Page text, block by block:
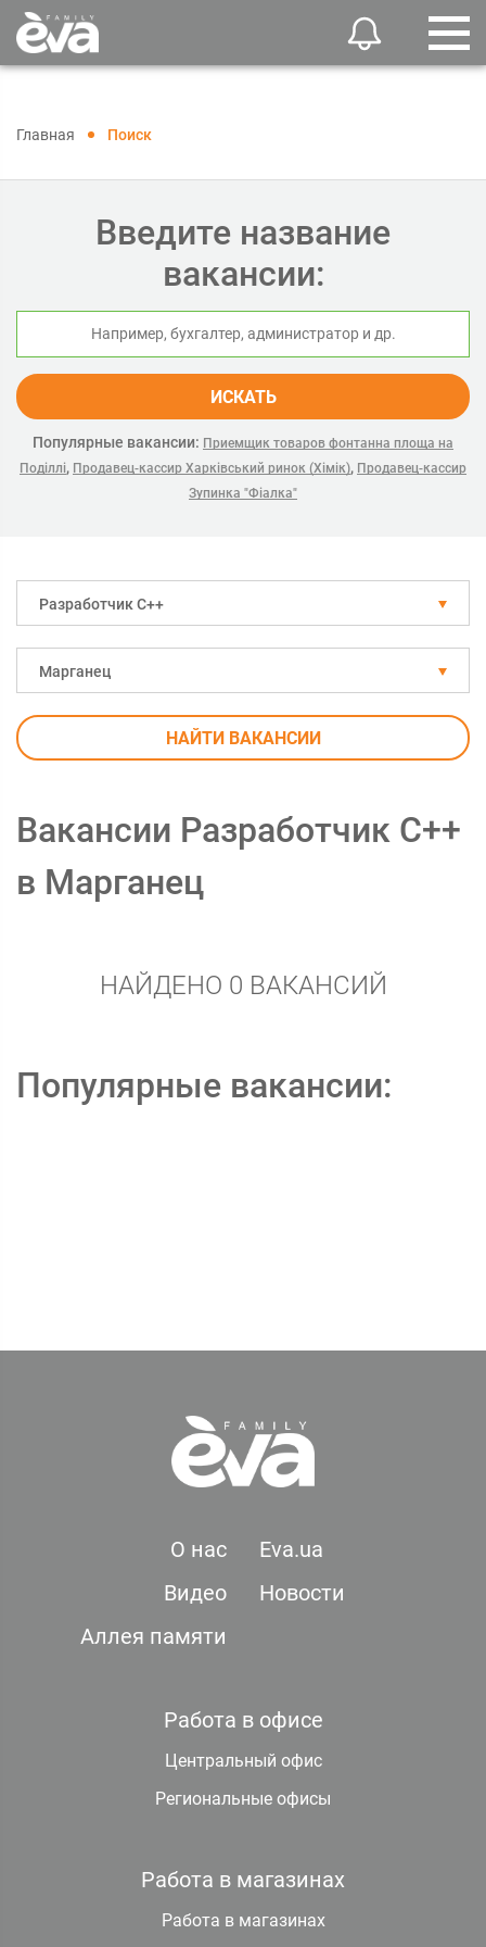
Главная Поиск
Введите название
вакансии:
ИСКАТЬ
Популярные вакансии: Приемщик товаров фонтанна площа на
Поділлі, Продавец-кассир Харківський ринок (Хімік), Продавец-кассир
Зупинка "Фіалка"
Разработчик С++
Марганец
НАЙТИ ВАКАНСИИ
Вакансии Разработчик С++
в Марганец
НАЙДЕНО 0 ВАКАНСИЙ
Популярные вакансии:
О нас
Eva.ua
Видео
Новости
Аллея памяти
Работа в офисе
Центральный офис
Региональные офисы
Работа в магазинах
Работа в магазинах